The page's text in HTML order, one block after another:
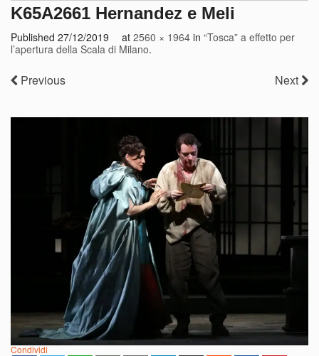
K65A2661 Hernandez e Meli
Published 27/12/2019 at 2560 × 1964 in “Tosca” a effetto per
l’apertura della Scala di Milano.
Previous Next
Condividi